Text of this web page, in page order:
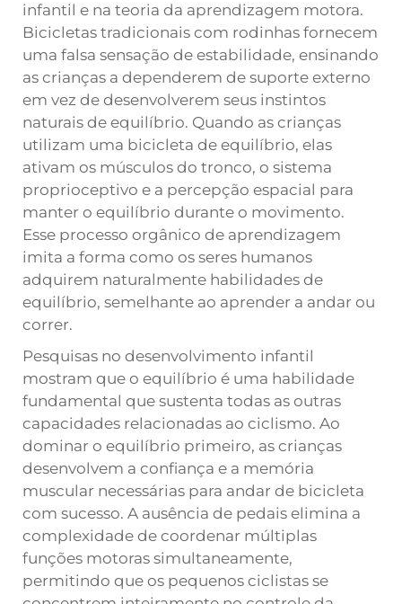
infantil e na teoria da aprendizagem motora.
Bicicletas tradicionais com rodinhas fornecem
uma falsa sensação de estabilidade, ensinando
as crianças a dependerem de suporte externo
em vez de desenvolverem seus instintos
naturais de equilíbrio. Quando as crianças
utilizam uma bicicleta de equilíbrio, elas
ativam os músculos do tronco, o sistema
proprioceptivo e a percepção espacial para
manter o equilíbrio durante o movimento.
Esse processo orgânico de aprendizagem
imita a forma como os seres humanos
adquirem naturalmente habilidades de
equilíbrio, semelhante ao aprender a andar ou
correr.
Pesquisas no desenvolvimento infantil
mostram que o equilíbrio é uma habilidade
fundamental que sustenta todas as outras
capacidades relacionadas ao ciclismo. Ao
dominar o equilíbrio primeiro, as crianças
desenvolvem a confiança e a memória
muscular necessárias para andar de bicicleta
com sucesso. A ausência de pedais elimina a
complexidade de coordenar múltiplas
funções motoras simultaneamente,
permitindo que os pequenos ciclistas se